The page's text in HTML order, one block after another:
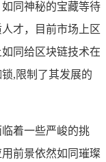
同神秘的宝藏等待
才，目前市场上区
同给区块链技术在
,限制了其发展的
着一些严峻的挑
前景依然如同璀璨